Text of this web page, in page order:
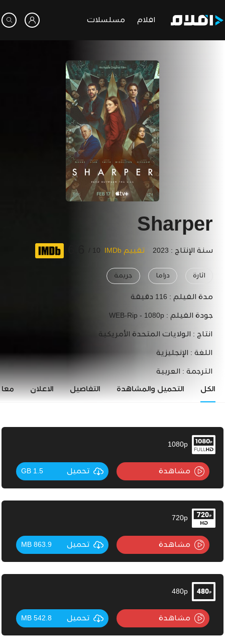
افلام مسلسلات
Sharper
سنة الإنتاج : 2023 تقييم IMDb 10 /
اثارة دراما جريمة
مدة الفيلم : 116 دقيقة
جودة الفيلم : WEB-Rip - 1080p
انتاج : الولايات المتحدة الأمريكية
اللغة : الإنجليزية
الترجمة : العربية
الكل التحميل والمشاهدة التفاصيل الاعلان
1080p
مشاهدة تحميل 1.5 GB
720p
مشاهدة تحميل 863.9 MB
480p
مشاهدة تحميل 542.8 MB